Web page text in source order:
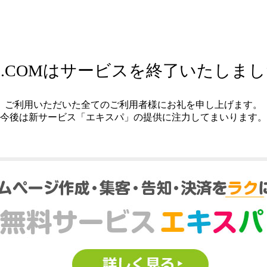
はサービスを終了いたしま
ご利用いただいた全てのご利用者様にお礼を申し上げます。
今後は新サービス「エキスパ」の提供に注力してまいります。